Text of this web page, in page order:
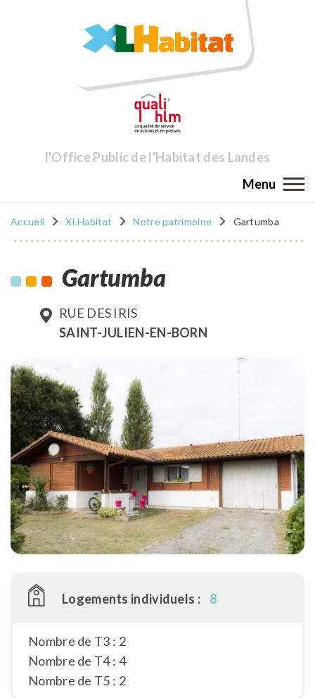
l'Office Public de l'Habitat des Landes
Menu
Accueil XLHabitat Notre patrimoine Gartumba
Gartumba
RUE DES IRIS
SAINT-JULIEN-EN-BORN
Logements individuels : 8
Nombre de T3 : 2
Nombre de T4 : 4
Nombre de T5 : 2